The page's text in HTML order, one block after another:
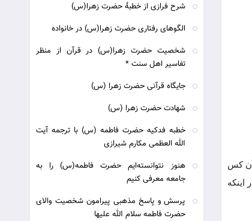
آن کس
شرح فرازی از خطبۀ حضرت زهرا(س)
الگوهای رفتاری حضرت زهرا(س) در خانواده
شخصیت حضرت زهرا(س) در قرآن از منظر
تفاسیر اهل سنت *
جايگاه قرآنی حضرت زهرا (س)
شهادت حضرت زهرا (س)
خطبه فدکیه حضرت فاطمه (س) با ترجمه آیت
الله العظمی مکارم شیرازی
هنوز نتوانسته‌ایم حضرت فاطمه(س) را به
جامعه معرفی کنیم
پرسش و پاسخ مذهبی پیرامون شخصیت والای
حضرت فاطمه سلام الله علیها